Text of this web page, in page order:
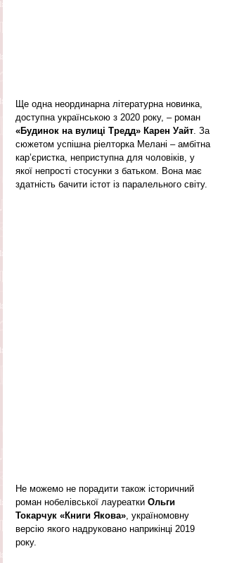
Ще одна неординарна літературна новинка,
доступна українською з 2020 року, – роман
«Будинок на вулиці Тредд» Карен Уайт . За
сюжетом успішна ріелторка Мелані – амбітна
кар’єристка, неприступна для чоловіків, у
якої непрості стосунки з батьком. Вона має
здатність бачити істот із паралельного світу.
Не можемо не порадити також історичний
роман нобелівської лауреатки Ольги
Токарчук «Книги Якова» , україномовну
версію якого надруковано наприкінці 2019
року.